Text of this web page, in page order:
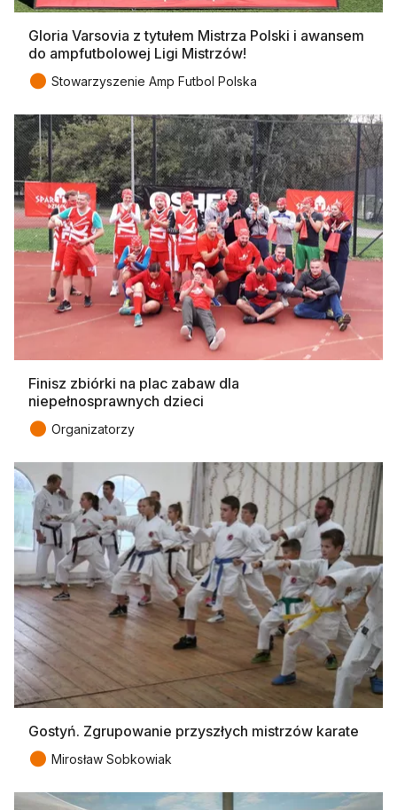
Gloria Varsovia z tytułem Mistrza Polski i awansem
do ampfutbolowej Ligi Mistrzów!
● Stowarzyszenie Amp Futbol Polska
Finisz zbiórki na plac zabaw dla
niepełnosprawnych dzieci
● Organizatorzy
Gostyń. Zgrupowanie przyszłych mistrzów karate
● Mirosław Sobkowiak